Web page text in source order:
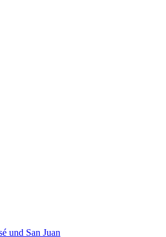
und San Juan